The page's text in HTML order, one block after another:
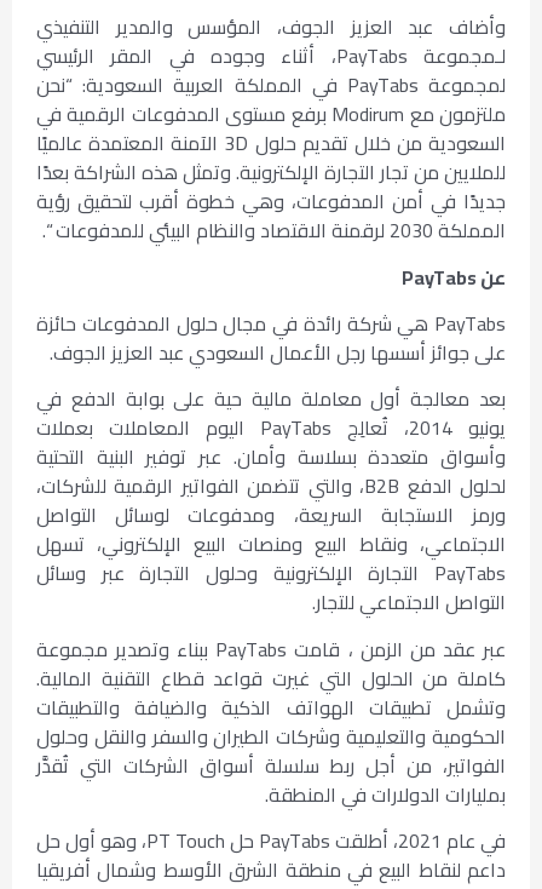
وأضاف عبد العزيز الجوف، المؤسس والمدير التنفيذي
لـمجموعة PayTabs، أثناء وجوده في المقر الرئيسي
لمجموعة PayTabs في المملكة العربية السعودية: “نحن
ملتزمون مع Modirum برفع مستوى المدفوعات الرقمية في
السعودية من خلال تقديم حلول 3D الآمنة المعتمدة عالميًا
للملايين من تجار التجارة الإلكترونية. وتمثل هذه الشراكة بعدًا
جديدًا في أمن المدفوعات، وهي خطوة أقرب لتحقيق رؤية
المملكة 2030 لرقمنة الاقتصاد والنظام البيئي للمدفوعات “.
عنPayTabs
PayTabs هي شركة رائدة في مجال حلول المدفوعات حائزة
على جوائز أسسها رجل الأعمال السعودي عبد العزيز الجوف.
بعد معالجة أول معاملة مالية حية على بوابة الدفع في
يونيو 2014، تُعالِج PayTabs اليوم المعاملات بعملات
وأسواق متعددة بسلاسة وأمان. عبر توفير البنية التحتية
لحلول الدفع B2B، والتي تتضمن الفواتير الرقمية للشركات،
ورمز الاستجابة السريعة، ومدفوعات لوسائل التواصل
الاجتماعي، ونقاط البيع ومنصات البيع الإلكتروني، تسهل
PayTabs التجارة الإلكترونية وحلول التجارة عبر وسائل
التواصل الاجتماعي للتجار.
عبر عقد من الزمن ، قامت PayTabs ببناء وتصدير مجموعة
كاملة من الحلول التي غيرت قواعد قطاع التقنية المالية.
وتشمل تطبيقات الهواتف الذكية والضيافة والتطبيقات
الحكومية والتعليمية وشركات الطيران والسفر والنقل وحلول
الفواتير، من أجل ربط سلسلة أسواق الشركات التي تُقدَّر
بمليارات الدولارات في المنطقة.
في عام 2021، أطلقت PayTabs حل PT Touch، وهو أول حل
داعم لنقاط البيع في منطقة الشرق الأوسط وشمال أفريقيا